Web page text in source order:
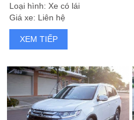
Loại hình: Xe có lái
Giá xe: Liên hệ
XEM TIẾP